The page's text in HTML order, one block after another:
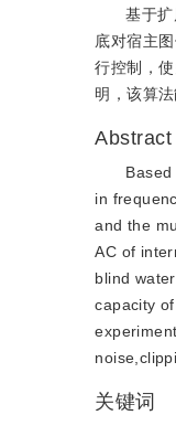
基于
底对宿主
行控制，
明，该算
Abstract
in
and the
AC of
blind
capacity
关键词